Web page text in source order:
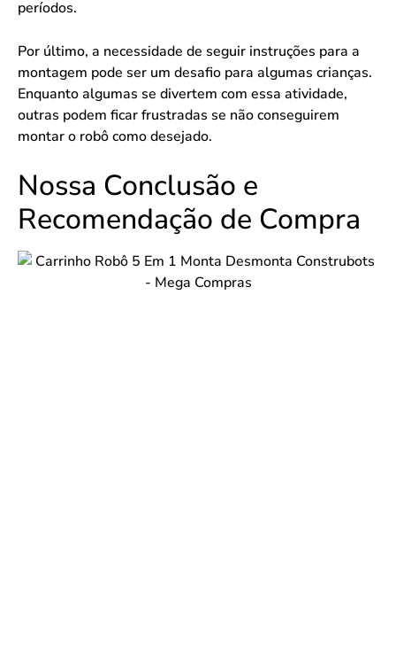
períodos.
Por último, a necessidade de seguir instruções para a
montagem pode ser um desafio para algumas crianças.
Enquanto algumas se divertem com essa atividade,
outras podem ficar frustradas se não conseguirem
montar o robô como desejado.
Nossa Conclusão e
Recomendação de Compra